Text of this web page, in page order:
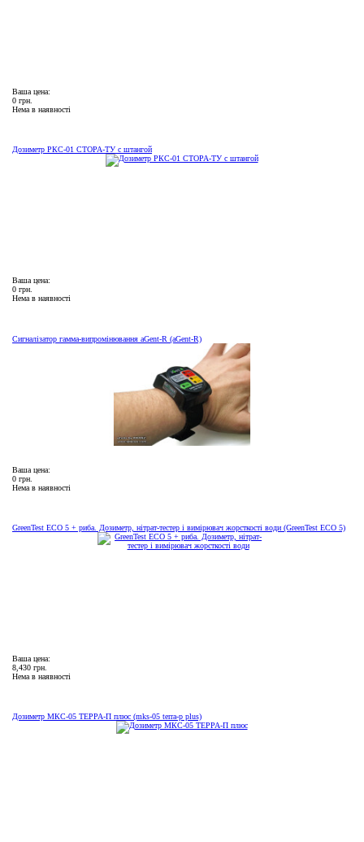
Ваша цена:
0 грн.
Нема в наявності
Дозиметр РКС-01 СТОРА-ТУ с штангой
Ваша цена:
0 грн.
Нема в наявності
Сигналізатор гамма-випромінювання aGent-R (aGent-R)
Ваша цена:
0 грн.
Нема в наявності
GreenTest ECO 5 + риба. Дозиметр, нітрат-тестер і вимірювач жорсткості води (GreenTest ECO 5)
Ваша цена:
8,430 грн.
Нема в наявності
Дозиметр МКС-05 ТЕРРА-П плюс (mks-05 terra-p plus)